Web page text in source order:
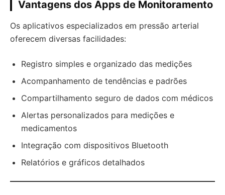
Vantagens dos Apps de Monitoramento
Os aplicativos especializados em pressão arterial
oferecem diversas facilidades:
Registro simples e organizado das medições
Acompanhamento de tendências e padrões
Compartilhamento seguro de dados com médicos
Alertas personalizados para medições e
medicamentos
Integração com dispositivos Bluetooth
Relatórios e gráficos detalhados